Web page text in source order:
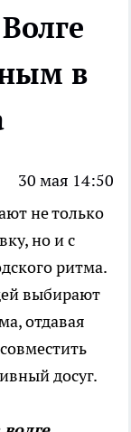
в
30 мая 14:50
не только
но и с
ритма.
выбирают
отдавая
досуг.